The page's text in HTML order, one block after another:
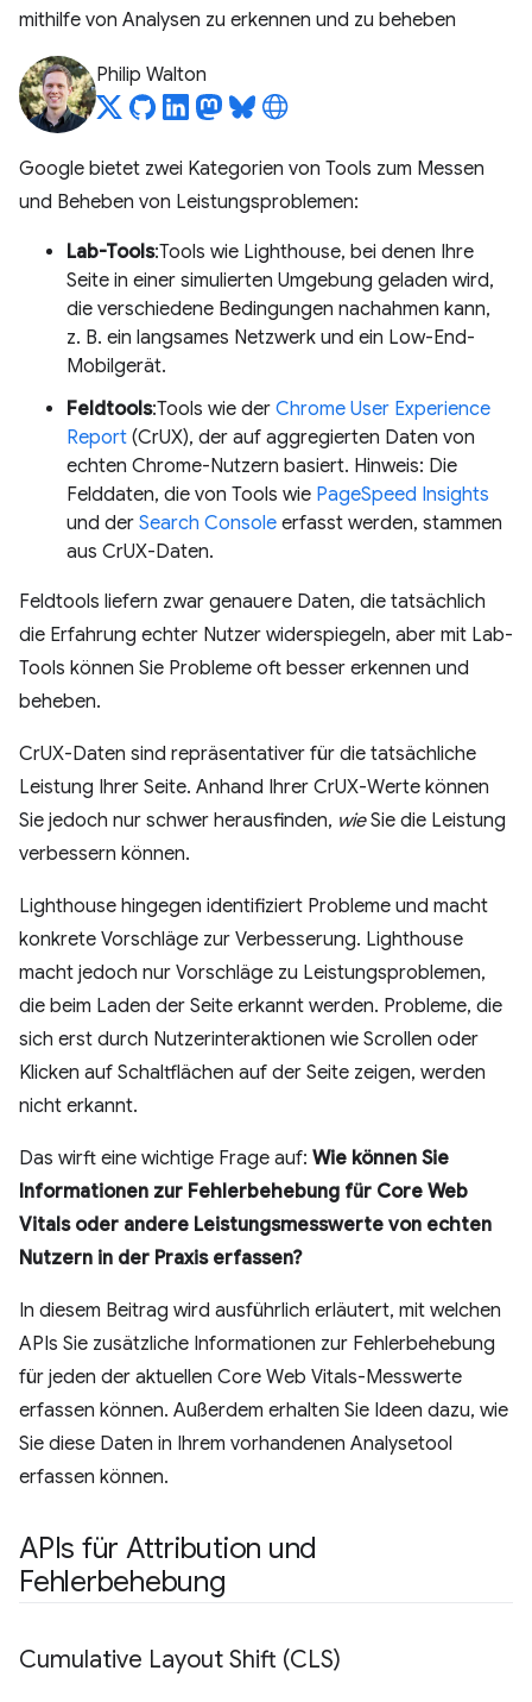
mithilfe von Analysen zu erkennen und zu beheben
Philip Walton
Google bietet zwei Kategorien von Tools zum Messen
und Beheben von Leistungsproblemen:
Lab-Tools:Tools wie Lighthouse, bei denen Ihre
Seite in einer simulierten Umgebung geladen wird,
die verschiedene Bedingungen nachahmen kann,
z. B. ein langsames Netzwerk und ein Low-End-
Mobilgerät.
Feldtools:Tools wie der Chrome User Experience
Report (CrUX), der auf aggregierten Daten von
echten Chrome-Nutzern basiert. Hinweis: Die
Felddaten, die von Tools wie PageSpeed Insights
und der Search Console erfasst werden, stammen
aus CrUX-Daten.
Feldtools liefern zwar genauere Daten, die tatsächlich
die Erfahrung echter Nutzer widerspiegeln, aber mit Lab-
Tools können Sie Probleme oft besser erkennen und
beheben.
CrUX-Daten sind repräsentativer für die tatsächliche
Leistung Ihrer Seite. Anhand Ihrer CrUX-Werte können
Sie jedoch nur schwer herausfinden, wieSie die Leistung
verbessern können.
Lighthouse hingegen identifiziert Probleme und macht
konkrete Vorschläge zur Verbesserung. Lighthouse
macht jedoch nur Vorschläge zu Leistungsproblemen,
die beim Laden der Seite erkannt werden. Probleme, die
sich erst durch Nutzerinteraktionen wie Scrollen oder
Klicken auf Schaltflächen auf der Seite zeigen, werden
nicht erkannt.
Das wirft eine wichtige Frage auf: Wie können Sie
Informationen zur Fehlerbehebung für Core Web
Vitals oder andere Leistungsmesswerte von echten
Nutzern in der Praxis erfassen?
In diesem Beitrag wird ausführlich erläutert, mit welchen
APIs Sie zusätzliche Informationen zur Fehlerbehebung
für jeden der aktuellen Core Web Vitals-Messwerte
erfassen können. Außerdem erhalten Sie Ideen dazu, wie
Sie diese Daten in Ihrem vorhandenen Analysetool
erfassen können.
APIs für Attribution und
Fehlerbehebung
Cumulative Layout Shift (CLS)